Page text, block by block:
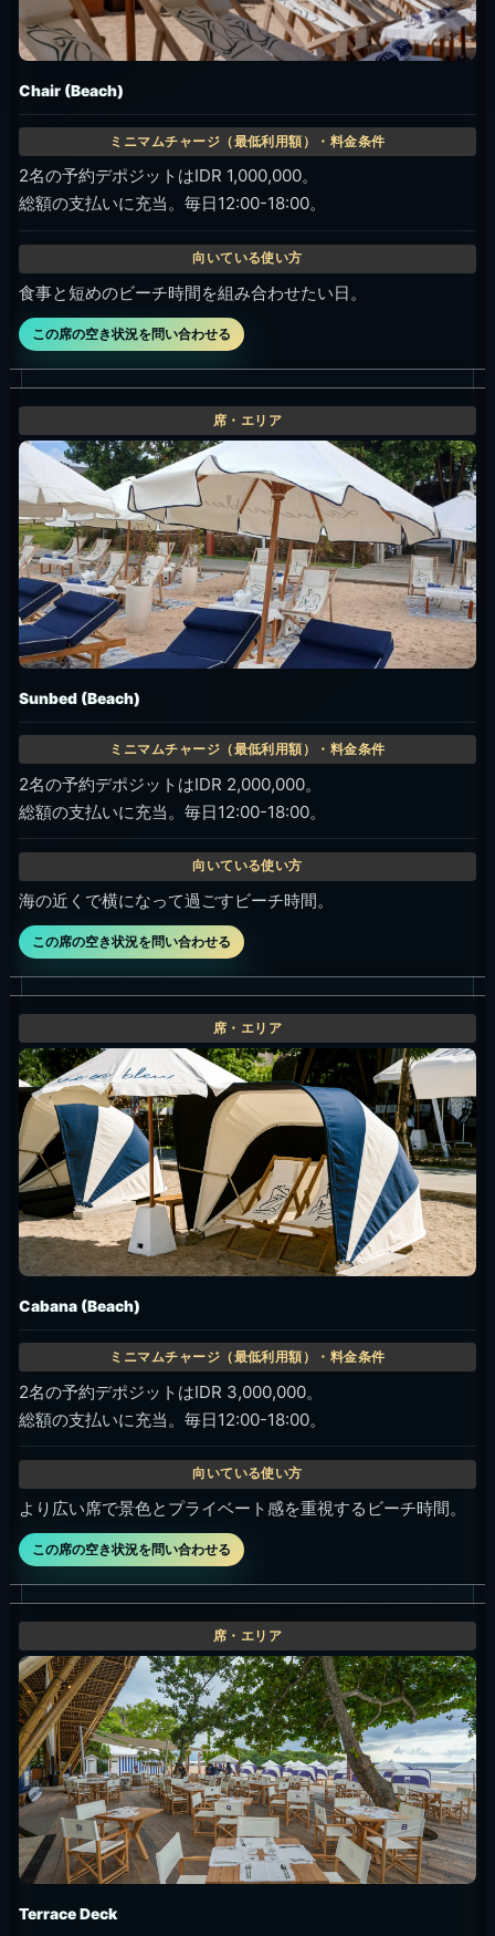
Chair (Beach)
2名の予約デポジットはIDR 1,000,000。
総額の支払いに充当。毎日12:00-18:00。
食事と短めのビーチ時間を組み合わせたい日。
この席の空き状況を問い合わせる
Sunbed (Beach)
2名の予約デポジットはIDR 2,000,000。
総額の支払いに充当。毎日12:00-18:00。
海の近くで横になって過ごすビーチ時間。
この席の空き状況を問い合わせる
Cabana (Beach)
2名の予約デポジットはIDR 3,000,000。
総額の支払いに充当。毎日12:00-18:00。
より広い席で景色とプライベート感を重視するビーチ時間。
この席の空き状況を問い合わせる
Terrace Deck